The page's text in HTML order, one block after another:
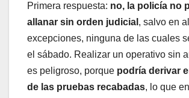
Primera respuesta: no, la policía no
allanar sin orden judicial , salvo en
excepciones, ninguna de las cuales
el sábado. Realizar un operativo sin
es peligroso, porque podría derivar
de las pruebas recabadas, lo que